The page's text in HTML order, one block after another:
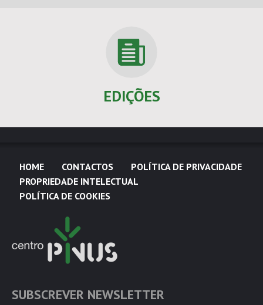
EDIÇÕES
HOME CONTACTOS
POLÍTICA DE PRIVACIDADE
PROPRIEDADE INTELECTUAL
POLÍTICA DE COOKIES
SUBSCREVER NEWSLETTER